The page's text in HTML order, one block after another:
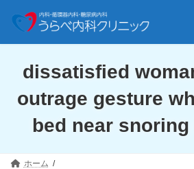
dissatisfied
outrage gesture
bed near
ホーム